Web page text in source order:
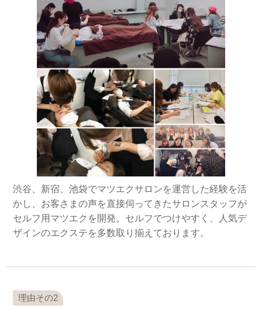
渋谷、新宿、池袋でマツエクサロンを運営した経験を活
かし、お客さまの声を直接伺ってきたサロンスタッフが
セルフ用マツエクを開発。セルフでつけやすく、人気デ
ザインのエクステを多数取り揃えております。